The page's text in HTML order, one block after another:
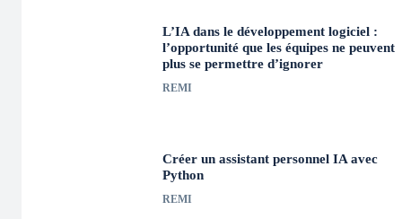
L’IA dans le développement logiciel :
l’opportunité que les équipes ne peuvent
plus se permettre d’ignorer
REMI
Créer un assistant personnel IA avec
Python
REMI